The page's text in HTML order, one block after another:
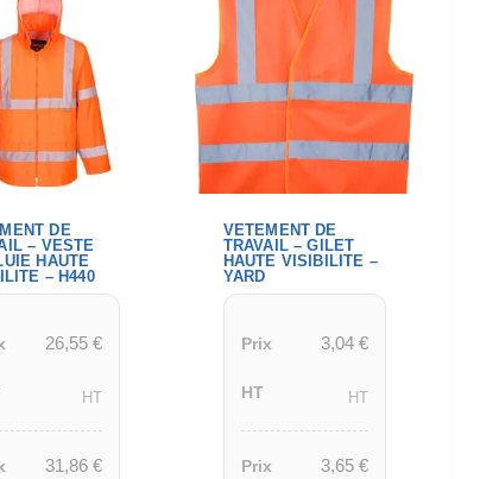
DE
– VESTE
HAUTE
– H440
26,55 €
HT
31,86 €
VETEMENT DE
TRAVAIL – GILET
HAUTE VISIBILITE –
YARD
Prix
HT
3,04 €
HT
Prix 3,65 €